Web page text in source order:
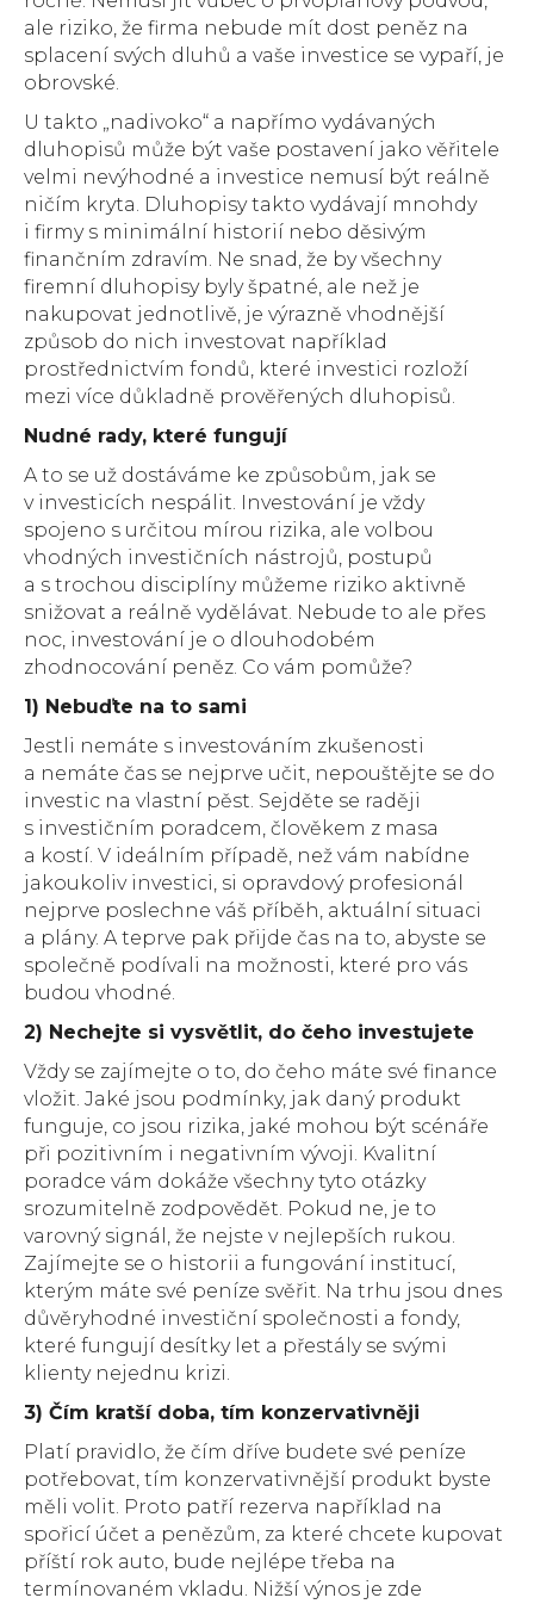
ale riziko, že firma nebude mít dost peněz na
splacení svých dluhů a vaše investice se vypaří, je
obrovské.
U takto „nadivoko“ a napřímo vydávaných
dluhopisů může být vaše postavení jako věřitele
velmi nevýhodné a investice nemusí být reálně
ničím kryta. Dluhopisy takto vydávají mnohdy
i firmy s minimální historií nebo děsivým
finančním zdravím. Ne snad, že by všechny
firemní dluhopisy byly špatné, ale než je
nakupovat jednotlivě, je výrazně vhodnější
způsob do nich investovat například
prostřednictvím fondů, které investici rozloží
mezi více důkladně prověřených dluhopisů.
Nudné rady, které fungují
A to se už dostáváme ke způsobům, jak se
v investicích nespálit. Investování je vždy
spojeno s určitou mírou rizika, ale volbou
vhodných investičních nástrojů, postupů
a s trochou disciplíny můžeme riziko aktivně
snižovat a reálně vydělávat. Nebude to ale přes
noc, investování je o dlouhodobém
zhodnocování peněz. Co vám pomůže?
1) Nebuďte na to sami
Jestli nemáte s investováním zkušenosti
a nemáte čas se nejprve učit, nepouštějte se do
investic na vlastní pěst. Sejděte se raději
s investičním poradcem, člověkem z masa
a kostí. V ideálním případě, než vám nabídne
jakoukoliv investici, si opravdový profesionál
nejprve poslechne váš příběh, aktuální situaci
a plány. A teprve pak přijde čas na to, abyste se
společně podívali na možnosti, které pro vás
budou vhodné.
2) Nechejte si vysvětlit, do čeho investujete
Vždy se zajímejte o to, do čeho máte své finance
vložit. Jaké jsou podmínky, jak daný produkt
funguje, co jsou rizika, jaké mohou být scénáře
při pozitivním i negativním vývoji. Kvalitní
poradce vám dokáže všechny tyto otázky
srozumitelně zodpovědět. Pokud ne, je to
varovný signál, že nejste v nejlepších rukou.
Zajímejte se o historii a fungování institucí,
kterým máte své peníze svěřit. Na trhu jsou dnes
důvěryhodné investiční společnosti a fondy,
které fungují desítky let a přestály se svými
klienty nejednu krizi.
3) Čím kratší doba, tím konzervativněji
Platí pravidlo, že čím dříve budete své peníze
potřebovat, tím konzervativnější produkt byste
měli volit. Proto patří rezerva například na
spořicí účet a penězům, za které chcete kupovat
příští rok auto, bude nejlépe třeba na
termínovaném vkladu. Nižší výnos je zde